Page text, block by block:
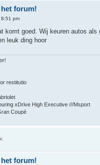
forum!
pm
komt goed. Wij keuren autos als
leuk ding hoor
restitutio
xDrive High Executive ///Msport
Coupé
forum!